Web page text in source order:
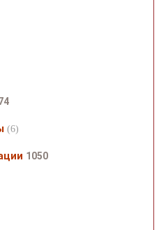
(6)
1050